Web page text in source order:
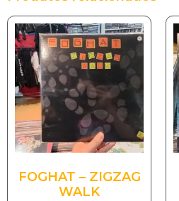
FOGHAT – ZIGZAG
WALK